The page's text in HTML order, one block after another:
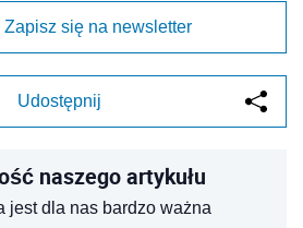
Zapisz się na newsletter
Udostępnij
naszego artykułu
jest dla nas bardzo ważna